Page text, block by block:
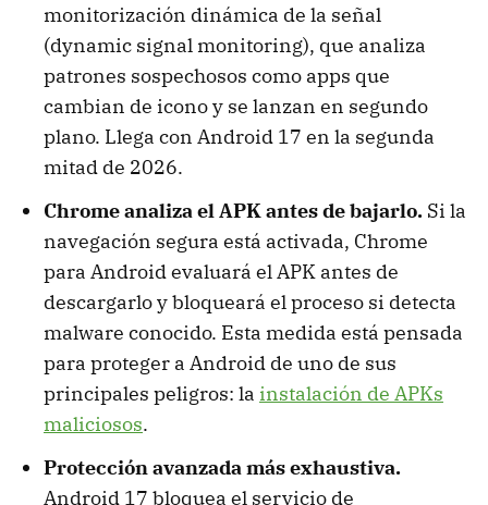
monitorización dinámica de la señal
(dynamic signal monitoring), que analiza
patrones sospechosos como apps que
cambian de icono y se lanzan en segundo
plano. Llega con Android 17 en la segunda
mitad de 2026.
Chrome analiza el APK antes de bajarlo. Si la
navegación segura está activada, Chrome
para Android evaluará el APK antes de
descargarlo y bloqueará el proceso si detecta
malware conocido. Esta medida está pensada
para proteger a Android de uno de sus
principales peligros: la instalación de APKs
maliciosos.
Protección avanzada más exhaustiva.
Android 17 bloquea el servicio de